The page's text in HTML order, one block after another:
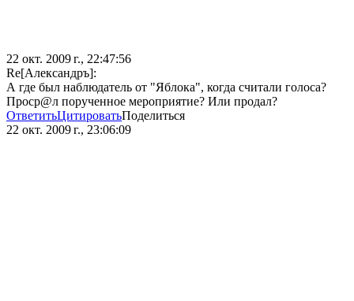
22 окт. 2009 г., 22:47:56
Re[Александръ]:
А где был наблюдатель от "Яблока", когда считали голоса?
Проср@л порученное мероприятие? Или продал?
ОтветитьЦитироватьПоделиться
22 окт. 2009 г., 23:06:09